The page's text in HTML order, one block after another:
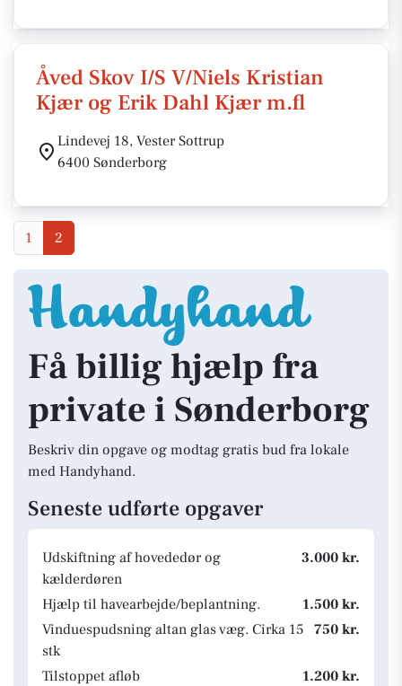
Åved Skov I/S V/Niels Kristian
Kjær og Erik Dahl Kjær m.fl
Lindevej 18, Vester Sottrup
6400 Sønderborg
1 2
Få billig hjælp fra
private i Sønderborg
Beskriv din opgave og modtag gratis bud fra lokale
med Handyhand.
Seneste udførte opgaver
Udskiftning af hovededør og
kælderdøren
3.000 kr.
Hjælp til havearbejde/beplantning.
1.500 kr.
Vinduespudsning altan glas væg. Cirka 15
stk
750 kr.
Tilstoppet afløb
1.200 kr.